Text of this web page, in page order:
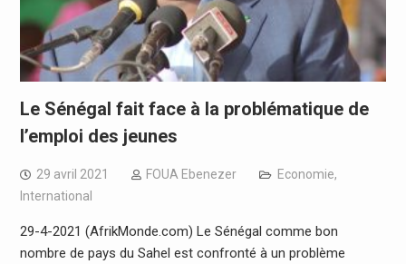
Le Sénégal fait face à la problématique de
l’emploi des jeunes
29 avril 2021 FOUA Ebenezer Economie,
International
29-4-2021 (AfrikMonde.com) Le Sénégal comme bon
nombre de pays du Sahel est confronté à un problème